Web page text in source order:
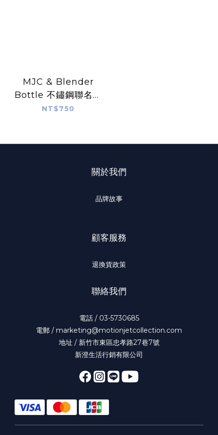
MJC & Blender
Bottle 不鏽鋼聯名水
壺 24 oz -海洋藍
NT$750
關於我們
品牌故事
顧客服務
退換貨政策
聯絡我們
電話 / 03-5730685
電郵 / marketing@motionjetcollection.com
地址 / 新竹市東區忠孝路27巷7號
新澄生活行銷有限公司